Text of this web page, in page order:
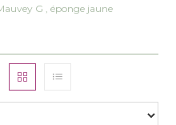
G , éponge jaune